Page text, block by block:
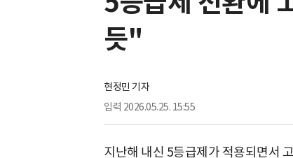
듯"
현정민 기자
입력 2026.05.25. 15:55
지난해 내신 5등급제가 적용되면서